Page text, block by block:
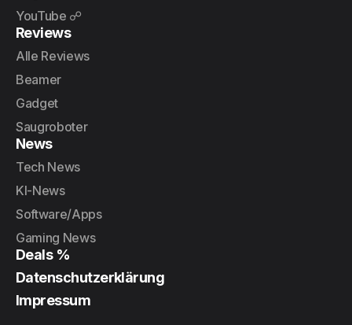
YouTube ☍
Reviews
Alle Reviews
Beamer
Gadget
Saugroboter
News
Tech News
KI-News
Software/Apps
Gaming News
Deals %
Datenschutzerklärung
Impressum